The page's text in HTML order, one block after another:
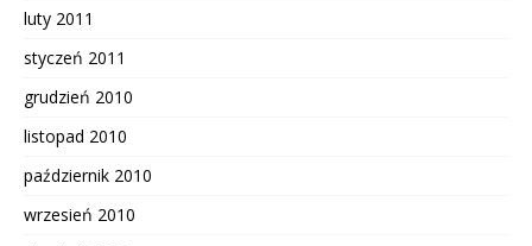
luty 2011
styczeń 2011
grudzień 2010
listopad 2010
październik 2010
wrzesień 2010